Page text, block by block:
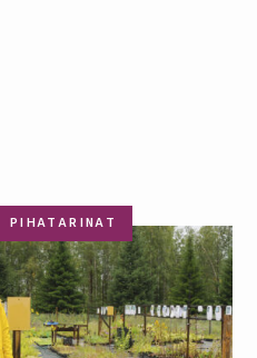
PIHATARINAT